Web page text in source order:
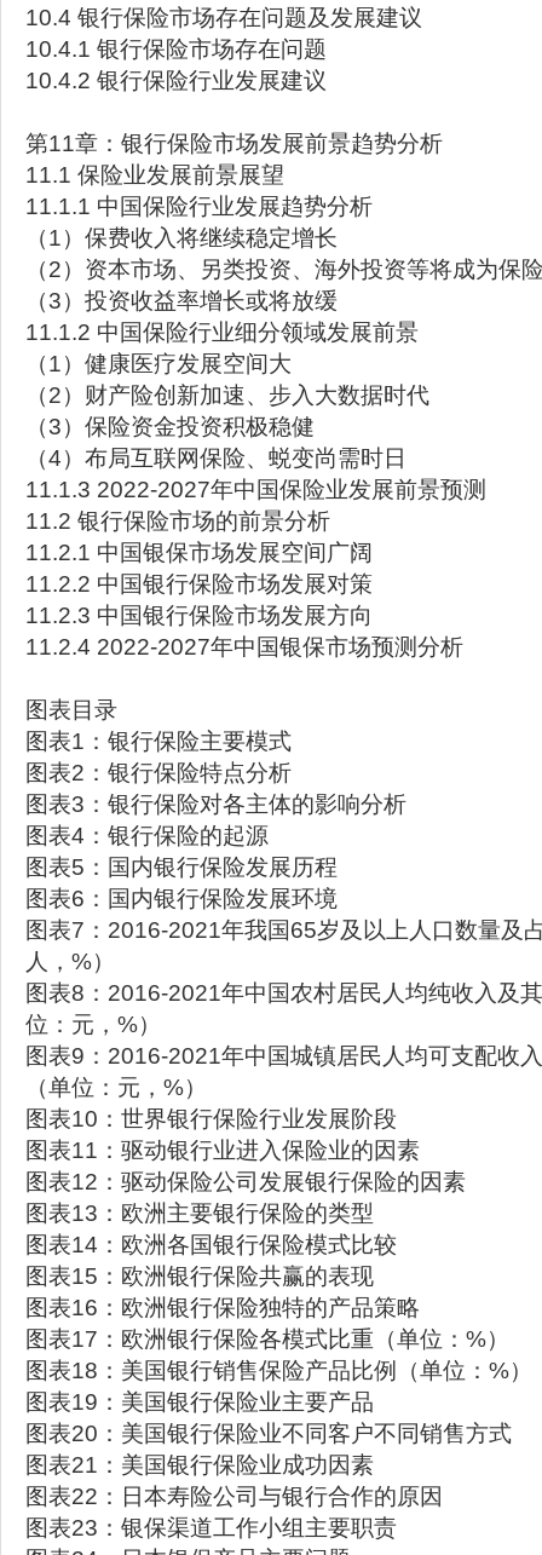
10.4 银行保险市场存在问题及发展建议
10.4.1 银行保险市场存在问题
10.4.2 银行保险行业发展建议
第11章：银行保险市场发展前景趋势分析
11.1 保险业发展前景展望
11.1.1 中国保险行业发展趋势分析
（1）保费收入将继续稳定增长
（2）资本市场、另类投资、海外投资等将成为保
（3）投资收益率增长或将放缓
11.1.2 中国保险行业细分领域发展前景
（1）健康医疗发展空间大
（2）财产险创新加速、步入大数据时代
（3）保险资金投资积极稳健
（4）布局互联网保险、蜕变尚需时日
11.1.3 2022-2027年中国保险业发展前景预测
11.2 银行保险市场的前景分析
11.2.1 中国银保市场发展空间广阔
11.2.2 中国银行保险市场发展对策
11.2.3 中国银行保险市场发展方向
11.2.4 2022-2027年中国银保市场预测分析
图表目录
图表1：银行保险主要模式
图表2：银行保险特点分析
图表3：银行保险对各主体的影响分析
图表4：银行保险的起源
图表5：国内银行保险发展历程
图表6：国内银行保险发展环境
图表7：2016-2021年我国65岁及以上人口数量及
人，%）
图表8：2016-2021年中国农村居民人均纯收入及
位：元，%）
图表9：2016-2021年中国城镇居民人均可支配收
（单位：元，%）
图表10：世界银行保险行业发展阶段
图表11：驱动银行业进入保险业的因素
图表12：驱动保险公司发展银行保险的因素
图表13：欧洲主要银行保险的类型
图表14：欧洲各国银行保险模式比较
图表15：欧洲银行保险共赢的表现
图表16：欧洲银行保险独特的产品策略
图表17：欧洲银行保险各模式比重（单位：%）
图表18：美国银行销售保险产品比例（单位：%）
图表19：美国银行保险业主要产品
图表20：美国银行保险业不同客户不同销售方式
图表21：美国银行保险业成功因素
图表22：日本寿险公司与银行合作的原因
图表23：银保渠道工作小组主要职责